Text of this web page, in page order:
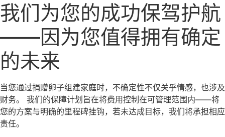
我们为您的成功保驾护航
——因为您值得拥有确定
的未来
当您通过捐赠卵子组建家庭时，不确定性不仅关乎情感，也涉及
财务。 我们的保障计划旨在将费用控制在可管理范围内——将
您的方案与明确的里程碑挂钩，若未达成目标，我们将承担相应
责任。